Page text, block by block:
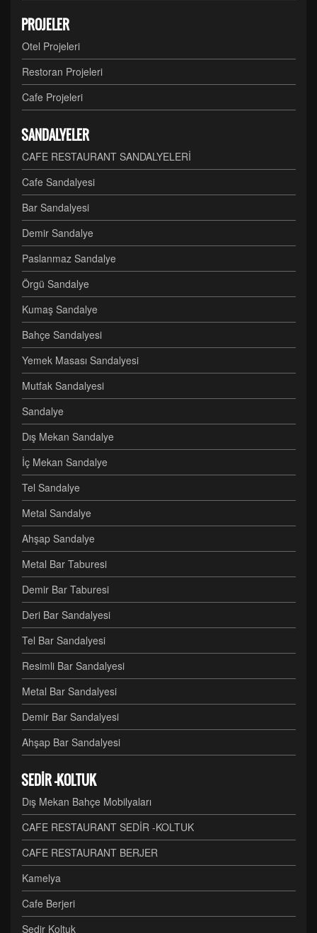
PROJELER
Otel Projeleri
Restoran Projeleri
Cafe Projeleri
SANDALYELER
CAFE RESTAURANT SANDALYELERİ
Cafe Sandalyesi
Bar Sandalyesi
Demir Sandalye
Paslanmaz Sandalye
Örgü Sandalye
Kumaş Sandalye
Bahçe Sandalyesi
Yemek Masası Sandalyesi
Mutfak Sandalyesi
Sandalye
Dış Mekan Sandalye
İç Mekan Sandalye
Tel Sandalye
Metal Sandalye
Ahşap Sandalye
Metal Bar Taburesi
Demir Bar Taburesi
Deri Bar Sandalyesi
Tel Bar Sandalyesi
Resimli Bar Sandalyesi
Metal Bar Sandalyesi
Demir Bar Sandalyesi
Ahşap Bar Sandalyesi
SEDİR -KOLTUK
Dış Mekan Bahçe Mobilyaları
CAFE RESTAURANT SEDİR -KOLTUK
CAFE RESTAURANT BERJER
Kamelya
Cafe Berjeri
Sedir Koltuk